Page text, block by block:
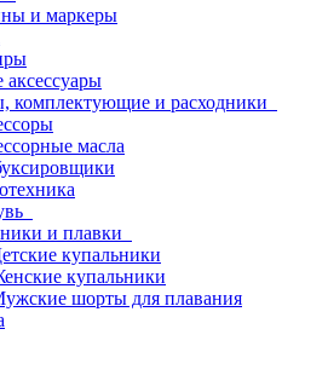
и маркеры
комплектующие и расходники
масла
и плавки
купальники
купальники
шорты для плавания